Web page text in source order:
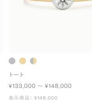
トート
¥133,000 〜 ¥148,000
表示商品： ¥148,000